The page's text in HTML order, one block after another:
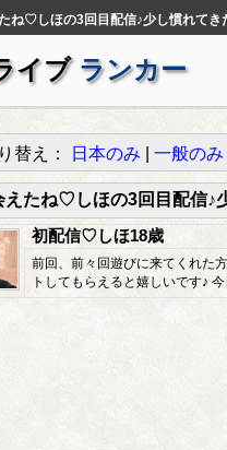
ね♡しほの3回目配信♪少し慣れて
イブ ランカー
替え： 日本のみ 一般のみ
えたね♡しほの3回目配信
初配信♡しほ18歳
前回、前々回遊びに来てくれた
トしてもらえると嬉しいです♪